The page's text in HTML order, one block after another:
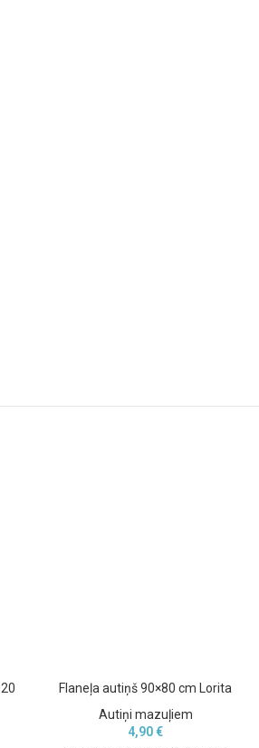
Flaneļa autiņš 90×80 cm Lorita
Autiņi mazuļiem
4,90€